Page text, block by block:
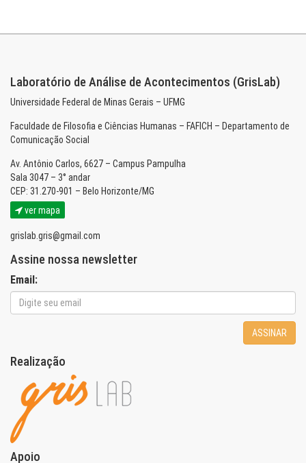
Laboratório de Análise de Acontecimentos (GrisLab)
Universidade Federal de Minas Gerais – UFMG
Faculdade de Filosofia e Ciências Humanas – FAFICH – Departamento de
Comunicação Social
Av. Antônio Carlos, 6627 – Campus Pampulha
Sala 3047 – 3° andar
CEP: 31.270-901 – Belo Horizonte/MG
ver mapa
grislab.gris@gmail.com
Assine nossa newsletter
Email:
ASSINAR
Realização
Apoio